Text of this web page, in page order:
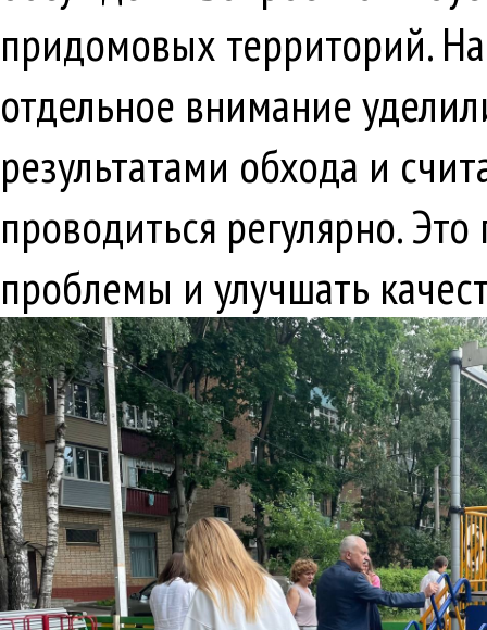
придомовых территорий.
отдельное внимание
результатами обхода и
проводиться регулярно.
проблемы и улучшать